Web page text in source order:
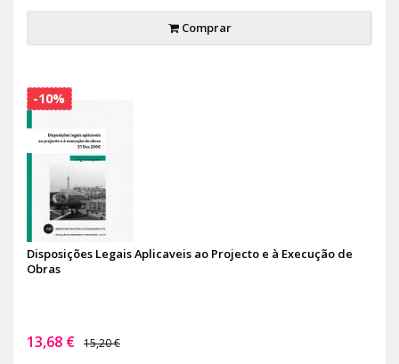
Comprar
Disposições Legais Aplicaveis ao Projecto e à Execução de
Obras
13,68 € 15,20 €
-10%